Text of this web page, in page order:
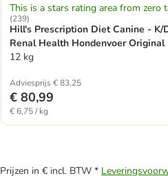
This is a stars rating area from zero
(239)
Hill's Prescription Diet Canine - K/
Renal Health Hondenvoer Original
12 kg
Adviesprijs € 83,25
€ 80,99
€ 6,75 / kg
Prijzen in € incl. BTW *